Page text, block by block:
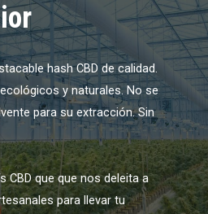
hash CBD de calidad.
y naturales. No se
para su extracción. Sin
CBD que que nos deleita a
para llevar tu